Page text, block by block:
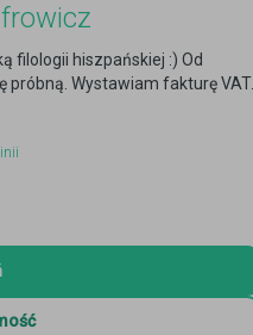
filologii hiszpańskiej :) Od
próbną. Wystawiam fakturę VAT.